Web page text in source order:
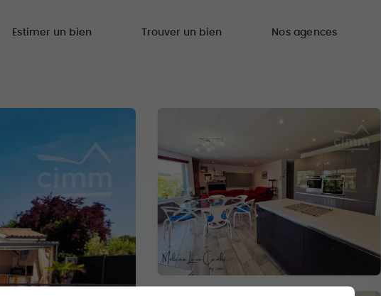
Estimer un bien Trouver un bien Nos agences